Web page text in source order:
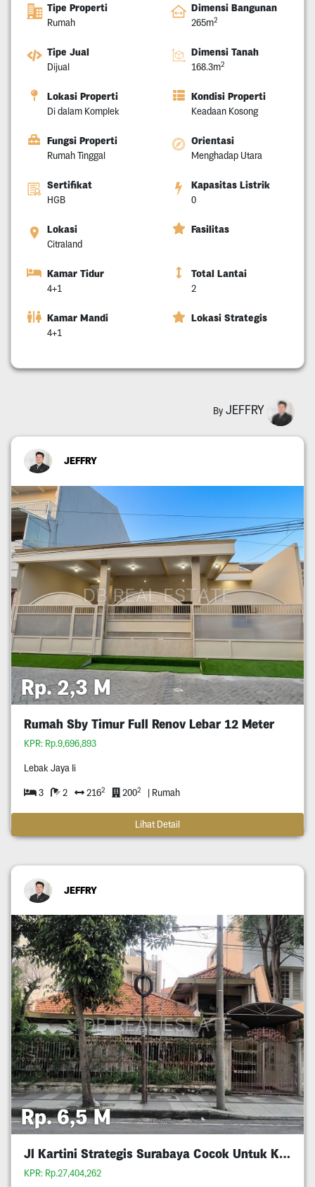
Tipe Properti
Rumah
Dimensi Bangunan
265m2
Tipe Jual
Dijual
Dimensi Tanah
168.3m2
Lokasi Properti
Di dalam Komplek
Kondisi Properti
Keadaan Kosong
Fungsi Properti
Rumah Tinggal
Orientasi
Menghadap Utara
Sertifikat
HGB
Kapasitas Listrik
0
Lokasi
Citraland
Fasilitas
Kamar Tidur
4+1
Total Lantai
2
Kamar Mandi
4+1
Lokasi Strategis
By JEFFRY
JEFFRY
Rp. 2,3 M
Rumah Sby Timur Full Renov Lebar 12 Meter
KPR: Rp.9,696,893
Lebak Jaya Ii
3 2 2162 2002 | Rumah
Lihat Detail
JEFFRY
Rp. 6,5 M
Jl Kartini Strategis Surabaya Cocok Untuk Komersil
KPR: Rp.27,404,262